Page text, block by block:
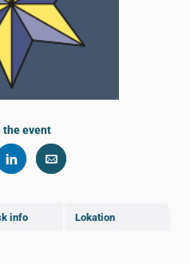
info Lokation
the event